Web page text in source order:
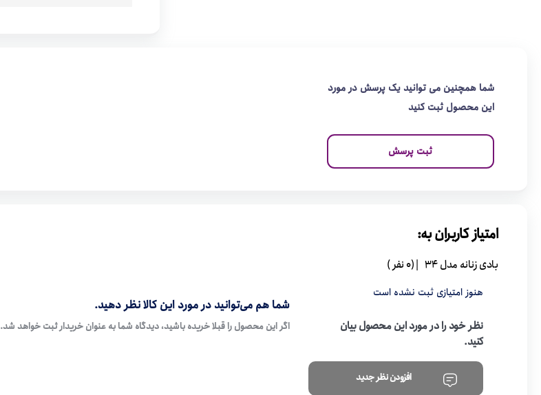
شما همچنین می توانید یک پرسش در مورد
این محصول ثبت کنید
ثبت پرسش
امتیاز کاربران به:
بادی زنانه مدل 34 | (0 نفر )
هنوز امتیازی ثبت نشده است
نظر خود را در مورد این محصول بیان
کنید.
افزودن نظر جدید
شما هم می‌توانید در مورد این کالا نظر دهید.
اگر این محصول را قبلا خریده باشید، دیدگاه شما به عنوان خریدار ثبت خواهد شد.